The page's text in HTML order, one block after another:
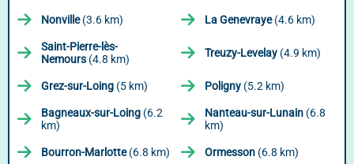
Nonville(3.6 km) La Genevraye(4.6 km)
Saint-Pierre-lès-
Nemours (4.8 km) Treuzy-Levelay (4.9 km)
Grez-sur-Loing (5 km) Poligny (5.2 km)
Bagneaux-sur-Loing (6.2
km)
Nanteau-sur-Lunain (6.8
km)
Bourron-Marlotte(6.8 km) Ormesson (6.8 km)